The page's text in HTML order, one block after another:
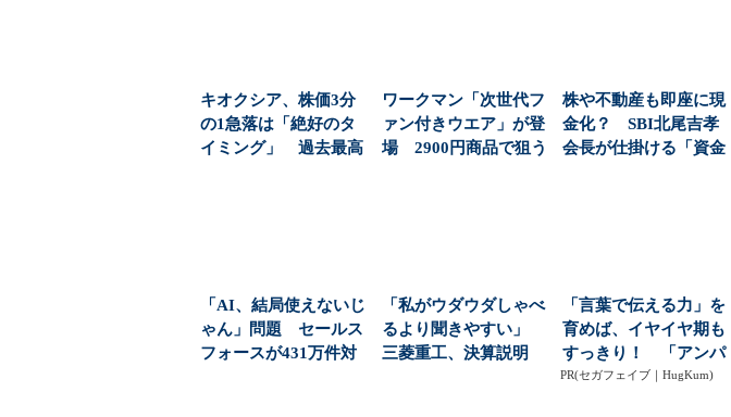
キオクシア、株価3分
の1急落は「絶好のタ
イミング」 過去最高
ワークマン「次世代フ
ァン付きウエア」が登
場 2900円商品で狙う
株や不動産も即座に現
金化？ SBI北尾吉孝
会長が仕掛ける「資金
「AI、結局使えないじ
ゃん」問題 セールス
フォースが431万件対
「私がウダウダしゃべ
るより聞きやすい」
三菱重工、決算説明
「言葉で伝える力」を
育めば、イヤイヤ期も
すっきり！ 「アンパ
ンマン ことばずかん...
PR(セガフェイブ｜HugKum)